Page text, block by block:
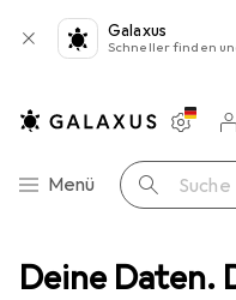
Deine Daten.
Galaxus
Schneller finden
Navigation nach Kategorien
Menü Suche
Cryorig